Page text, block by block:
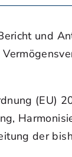
und
(EU)
der